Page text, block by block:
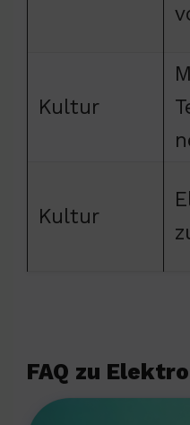
Kultur
Kultur
FAQ zu